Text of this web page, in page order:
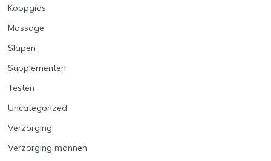
Koopgids
Massage
Slapen
Supplementen
Testen
Uncategorized
Verzorging
Verzorging mannen